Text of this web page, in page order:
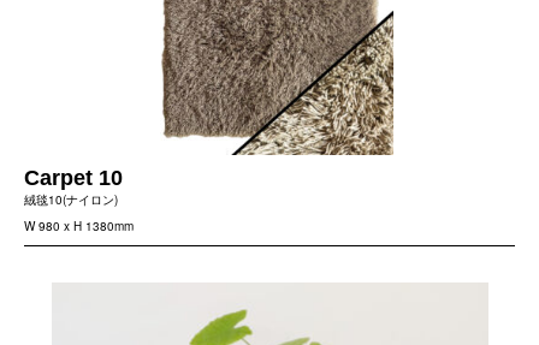
Carpet 10
絨毯10(ナイロン)
W 980 x H 1380mm